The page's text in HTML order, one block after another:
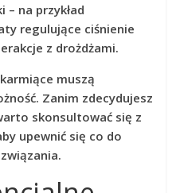
na przykład
regulujące ciśnienie
z drożdżami.
muszą
Zanim zdecydujesz
skonsultować się z
upewnić się co do